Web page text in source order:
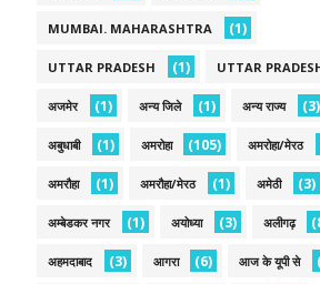
MUMBAI. MAHARASHTRA (1)
UTTAR PRADESH (1) UTTAR
अजमेर (1) अन्य जिले (1) अन्य राज्य (3)
अबुधाबी (1) अमरोहा (105) अमरोहा/मेरठ
अमरौहा (1) अमरौहा/मेरठ (1) अमेठी (3)
अम्बेडकर नगर (1) अयोध्या (3) अलीगढ़
अहमदाबाद (3) आगरा (6) आज के यूपी से